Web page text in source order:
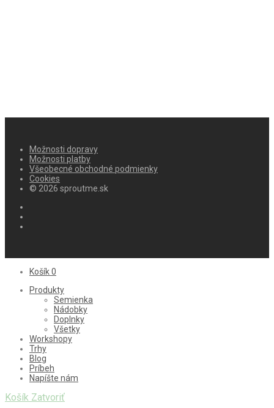
Možnosti dopravy
Možnosti platby
Všeobecné obchodné podmienky
Cookies
© 2026 sproutme.sk
Košík0
Produkty
Semienka
Nádobky
Doplnky
Všetky
Workshopy
Trhy
Blog
Príbeh
Napíšte nám
Košík Zatvoriť